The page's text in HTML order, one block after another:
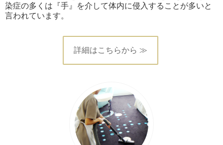
染症の多くは『手』を介して体内に侵入することが多いと
言われています。
詳細はこちらから ≫